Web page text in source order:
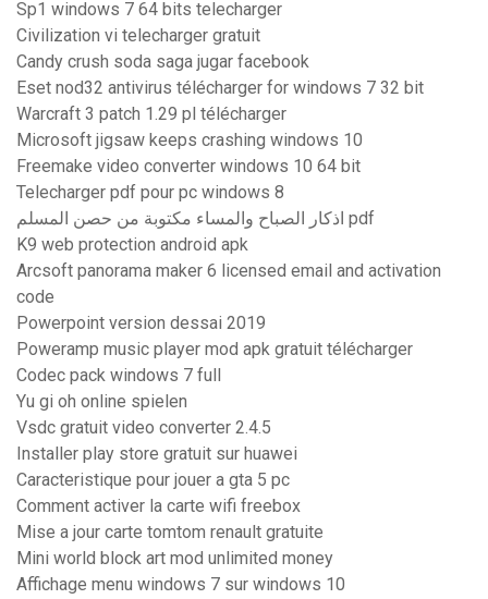
Sp1 windows 7 64 bits telecharger
Civilization vi telecharger gratuit
Candy crush soda saga jugar facebook
Eset nod32 antivirus télécharger for windows 7 32 bit
Warcraft 3 patch 1.29 pl télécharger
Microsoft jigsaw keeps crashing windows 10
Freemake video converter windows 10 64 bit
Telecharger pdf pour pc windows 8
اذكار الصباح والمساء مكتوبة من حصن المسلم pdf
K9 web protection android apk
Arcsoft panorama maker 6 licensed email and activation
code
Powerpoint version dessai 2019
Poweramp music player mod apk gratuit télécharger
Codec pack windows 7 full
Yu gi oh online spielen
Vsdc gratuit video converter 2.4.5
Installer play store gratuit sur huawei
Caracteristique pour jouer a gta 5 pc
Comment activer la carte wifi freebox
Mise a jour carte tomtom renault gratuite
Mini world block art mod unlimited money
Affichage menu windows 7 sur windows 10